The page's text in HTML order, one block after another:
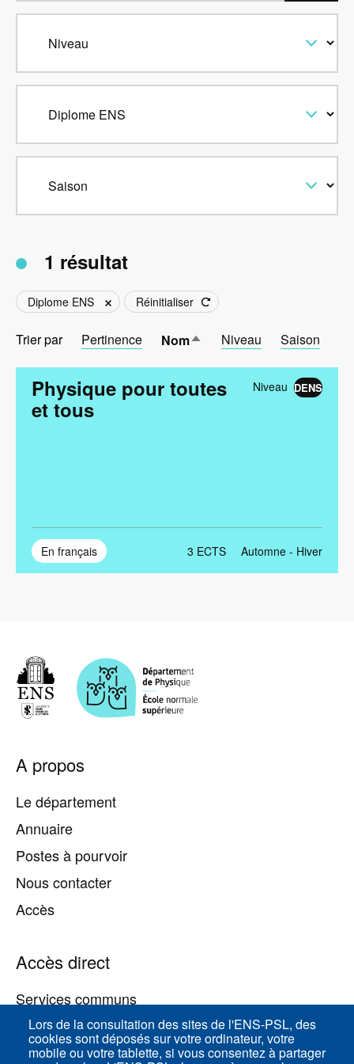
1 résultat
Diplome ENS Réinitialiser
Trier par Pertinence NomTrier
ordre
décroissant
Niveau Saison
Physique pour toutes
et tous
Niveau DENS
En français 3 ECTS Automne - Hiver
Lors de la consultation des sites de l'ENS-PSL, des
cookies sont déposés sur votre ordinateur, votre
mobile ou votre tablette, si vous consentez à partager
Pied
de
A propos
Le département
Annuaire
Postes à pourvoir
Nous contacter
Accès
Accès direct
Services communs
ENS-PSL Physique